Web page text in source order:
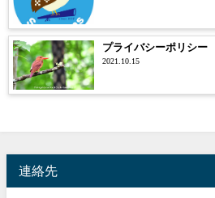
プライバシーポリシー
2021.10.15
連絡先